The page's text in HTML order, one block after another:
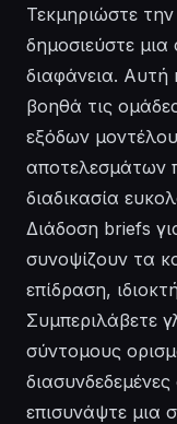
Τεκμηριώστε
δημοσιεύστε
διαφάνεια. Αυτή
βοηθά τις
εξόδων
αποτελεσμάτων
διαδικασία
Διάδοση briefs
συνοψίζουν τα
επίδραση,
Συμπεριλάβετε
σύντομους
επισυνάψτε μια